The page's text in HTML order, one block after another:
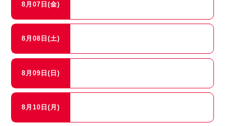
8月07日(金)
8月08日(土)
8月09日(日)
8月10日(月)